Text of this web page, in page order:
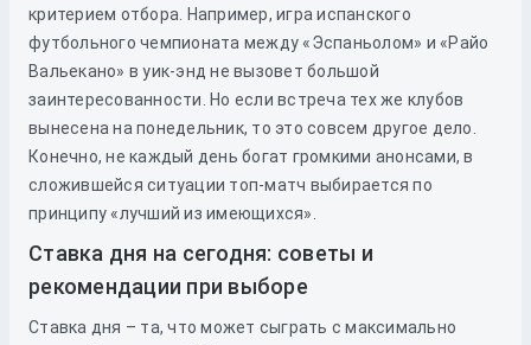
критерием отбора. Например, игра испанского
футбольного чемпионата между «Эспаньолом» и «Райо
Вальекано» в уик-энд не вызовет большой
заинтересованности. Но если встреча тех же клубов
вынесена на понедельник, то это совсем другое дело.
Конечно, не каждый день богат громкими анонсами, в
сложившейся ситуации топ-матч выбирается по
принципу «лучший из имеющихся».
Ставка дня на сегодня: советы и
рекомендации при выборе
Ставка дня – та, что может сыграть с максимально